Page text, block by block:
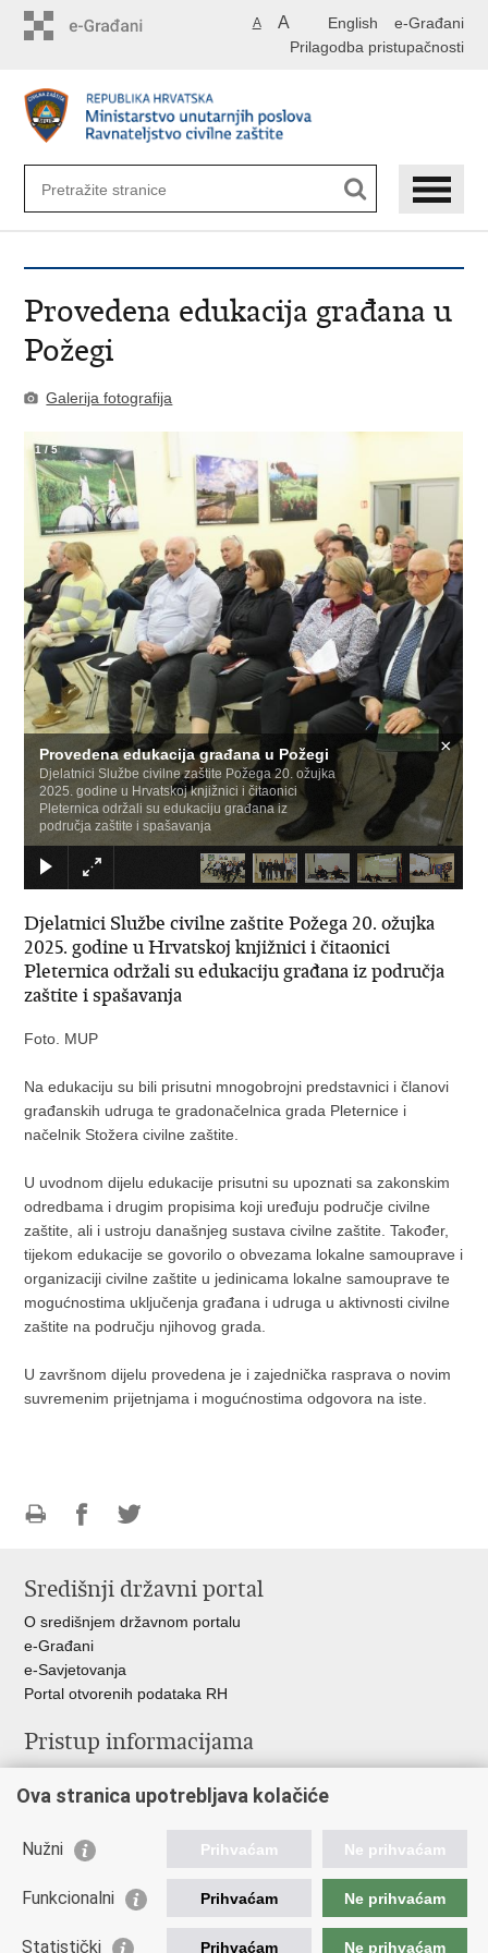
English e-Građani
A A
Prilagodba pristupačnosti
Provedena edukacija građana u
Požegi
Galerija fotografija
Provedena edukacija građana u Požegi
Djelatnici Službe civilne zaštite Požega 20. ožujka
2025. godine u Hrvatskoj knjižnici i čitaonici
Pleternica održali su edukaciju građana iz
područja zaštite i spašavanja
×
1 /5
Djelatnici Službe civilne zaštite Požega 20. ožujka
2025. godine u Hrvatskoj knjižnici i čitaonici
Pleternica održali su edukaciju građana iz područja
zaštite i spašavanja
Foto. MUP
Na edukaciju su bili prisutni mnogobrojni predstavnici i članovi
građanskih udruga te gradonačelnica grada Pleternice i
načelnik Stožera civilne zaštite.
U uvodnom dijelu edukacije prisutni su upoznati sa zakonskim
odredbama i drugim propisima koji uređuju područje civilne
zaštite, ali i ustroju današnjeg sustava civilne zaštite. Također,
tijekom edukacije se govorilo o obvezama lokalne samouprave i
organizaciji civilne zaštite u jedinicama lokalne samouprave te
mogućnostima uključenja građana i udruga u aktivnosti civilne
zaštite na području njihovog grada.
U završnom dijelu provedena je i zajednička rasprava o novim
suvremenim prijetnjama i mogućnostima odgovora na iste.
FacebookuTwitteru
Središnji državni portal
O središnjem državnom portalu
e-Građani
e-Savjetovanja
Portal otvorenih podataka RH
Pristup informacijama
Savjetovanje
Zapošljavanje
Odnosi s javnošću
Važne poveznice
Ova stranica upotrebljava kolačiće
Nužni Prihvaćam Ne prihvaćam
Funkcionalni Prihvaćam Ne prihvaćam
Statistički Prihvaćam Ne prihvaćam